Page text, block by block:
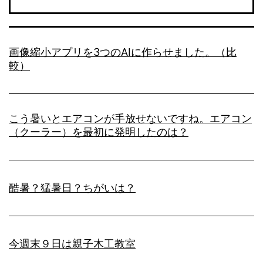
画像縮小アプリを3つのAIに作らせました。（比
較）
こう暑いとエアコンが手放せないですね。エアコン
（クーラー）を最初に発明したのは？
酷暑？猛暑日？ちがいは？
今週末９日は親子木工教室